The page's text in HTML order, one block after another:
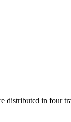
distributed in four